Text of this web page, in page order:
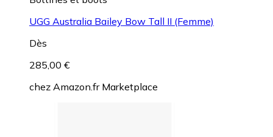
UGG Australia Bailey Bow Tall II (Femme)
Dès
285,00 €
chez Amazon.fr Marketplace